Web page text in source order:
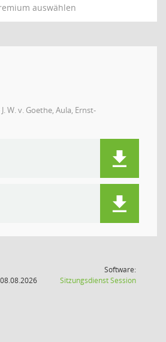
auswählen
W. v. Goethe, Aula, Ernst-
Software:
SitzungsdienstSession(Wird in